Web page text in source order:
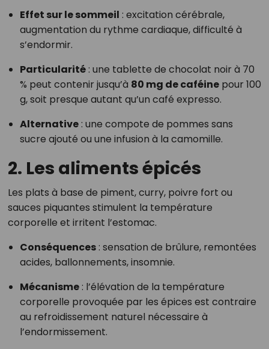
Effet sur le sommeil : excitation cérébrale,
augmentation du rythme cardiaque, difficulté à
s’endormir.
Particularité: une tablette de chocolat noir à 70
% peut contenir jusqu’à 80 mg de caféinepour 100
g, soit presque autant qu’un café expresso.
Alternative: une compote de pommes sans
sucre ajouté ou une infusion à la camomille.
2. Les aliments épicés
Les plats à base de piment, curry, poivre fort ou
sauces piquantes stimulent la température
corporelle et irritent l’estomac.
Conséquences: sensation de brûlure, remontées
acides, ballonnements, insomnie.
Mécanisme: l’élévation de la température
corporelle provoquée par les épices est contraire
au refroidissement naturel nécessaire à
l’endormissement.